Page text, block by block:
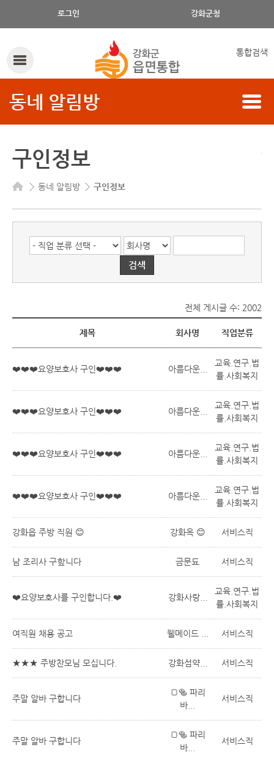
로그인 강화군청
통합검색
동네 알림방
구인정보
동네 알림방 구인정보
전체 게시글 수: 2002
제목 회사명 직업분류
❤️❤️❤️요양보호사 구인❤️❤️❤️ 아름다운...
교육.연구.법
률.사회복지
❤️❤️❤️요양보호사 구인❤️❤️❤️ 아름다운...
교육.연구.법
률.사회복지
❤️❤️❤️요양보호사 구인❤️❤️❤️ 아름다운...
교육.연구.법
률.사회복지
❤️❤️❤️요양보호사 구인❤️❤️❤️ 아름다운...
교육.연구.법
률.사회복지
강화읍 주방 직원 😊 강화옥 😊 서비스직
남 조리사 구핲니다 금문됴 서비스직
❤️요양보호사를 구인합니다.❤️ 강화사랑...
교육.연구.법
률.사회복지
여직원 채용 공고 웰메이드 ... 서비스직
★★★ 주방찬모님 모십니다. 강화섬약... 서비스직
주말 알바 구합니다
🍞🥯 파리
바...
서비스직
주말 알바 구합니다
🍞🥯 파리
바...
서비스직